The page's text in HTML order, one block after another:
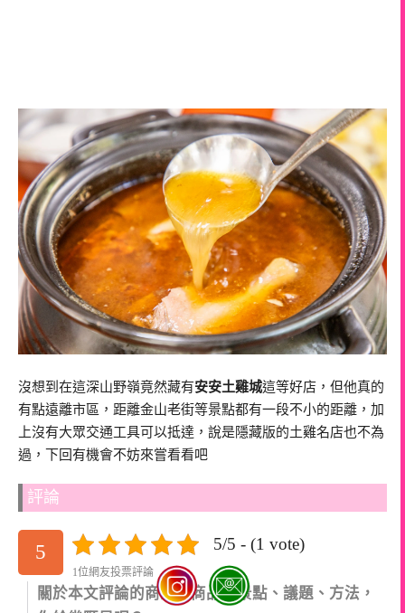
沒想到在這深山野嶺竟然藏有安安土雞城這等好店，但他真的
有點遠離市區，距離金山老街等景點都有一段不小的距離，加
上沒有大眾交通工具可以抵達，說是隱藏版的土雞名店也不為
過，下回有機會不妨來嘗看看吧
評論
5 5/5 - (1 vote)
1位網友投票評論
關於本文評論的商家、商品、景點、議題、方法，